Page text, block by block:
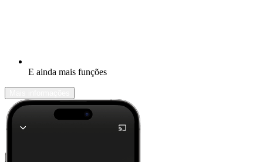
E ainda mais funções